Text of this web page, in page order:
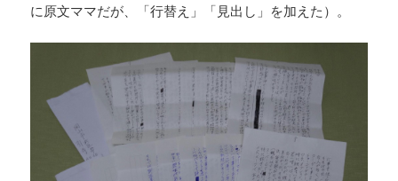
に原文ママだが、「行替え」「見出し」を加えた）。